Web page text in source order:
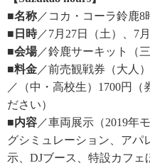
■名称 ／コカ・コーラ鈴鹿
■日時／7月27日（土）、7
■会場／鈴鹿サーキット（
■料金 ／前売観戦券（大人
／（中・高校生）1700円（
ださい）
■内容 ／車両展示（2019年
グシミュレーション、アパ
示、DJブース、特設カフェ